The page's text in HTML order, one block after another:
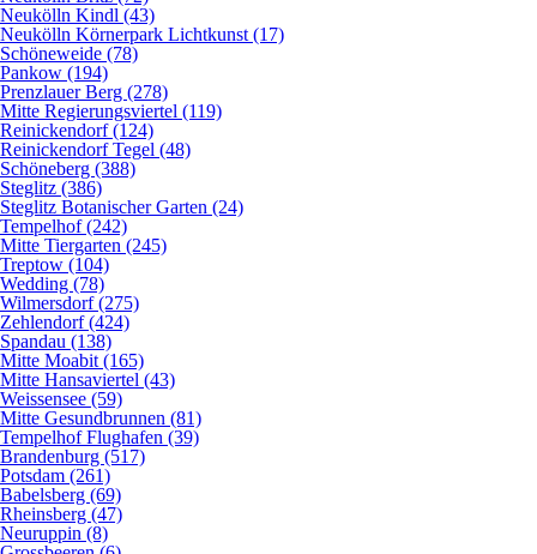
Neukölln Kindl (43)
Neukölln Körnerpark Lichtkunst (17)
Schöneweide (78)
Pankow (194)
Prenzlauer Berg (278)
Mitte Regierungsviertel (119)
Reinickendorf (124)
Reinickendorf Tegel (48)
Schöneberg (388)
Steglitz (386)
Steglitz Botanischer Garten (24)
Tempelhof (242)
Mitte Tiergarten (245)
Treptow (104)
Wedding (78)
Wilmersdorf (275)
Zehlendorf (424)
Spandau (138)
Mitte Moabit (165)
Mitte Hansaviertel (43)
Weissensee (59)
Mitte Gesundbrunnen (81)
Tempelhof Flughafen (39)
Brandenburg (517)
Potsdam (261)
Babelsberg (69)
Rheinsberg (47)
Neuruppin (8)